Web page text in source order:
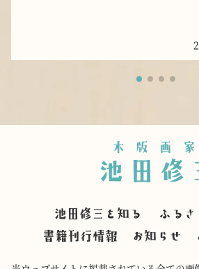
木版画家
池田修
池田修三を知る
ふる
書籍刊行情報
お知らせ